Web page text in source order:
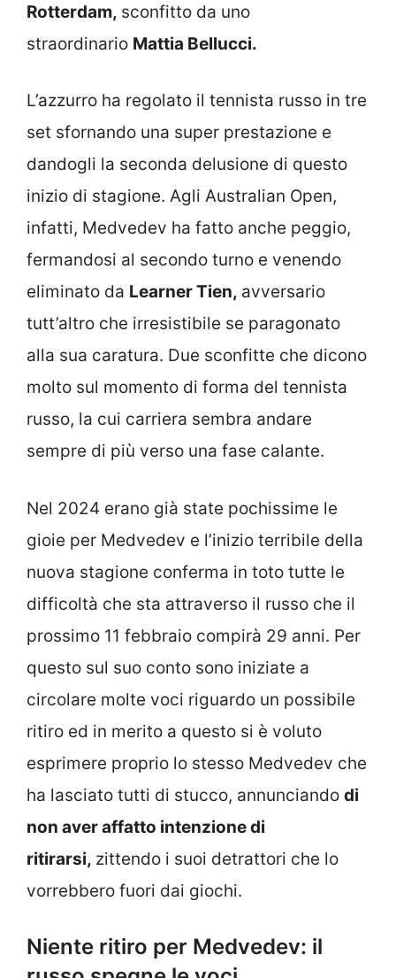
Rotterdam, sconfitto da uno
straordinario Mattia Bellucci.
L’azzurro ha regolato il tennista russo in tre
set sfornando una super prestazione e
dandogli la seconda delusione di questo
inizio di stagione. Agli Australian Open,
infatti, Medvedev ha fatto anche peggio,
fermandosi al secondo turno e venendo
eliminato da Learner Tien, avversario
tutt’altro che irresistibile se paragonato
alla sua caratura. Due sconfitte che dicono
molto sul momento di forma del tennista
russo, la cui carriera sembra andare
sempre di più verso una fase calante.
Nel 2024 erano già state pochissime le
gioie per Medvedev e l’inizio terribile della
nuova stagione conferma in toto tutte le
difficoltà che sta attraverso il russo che il
prossimo 11 febbraio compirà 29 anni. Per
questo sul suo conto sono iniziate a
circolare molte voci riguardo un possibile
ritiro ed in merito a questo si è voluto
esprimere proprio lo stesso Medvedev che
ha lasciato tutti di stucco, annunciando di
non aver affatto intenzione di
ritirarsi, zittendo i suoi detrattori che lo
vorrebbero fuori dai giochi.
Niente ritiro per Medvedev: il